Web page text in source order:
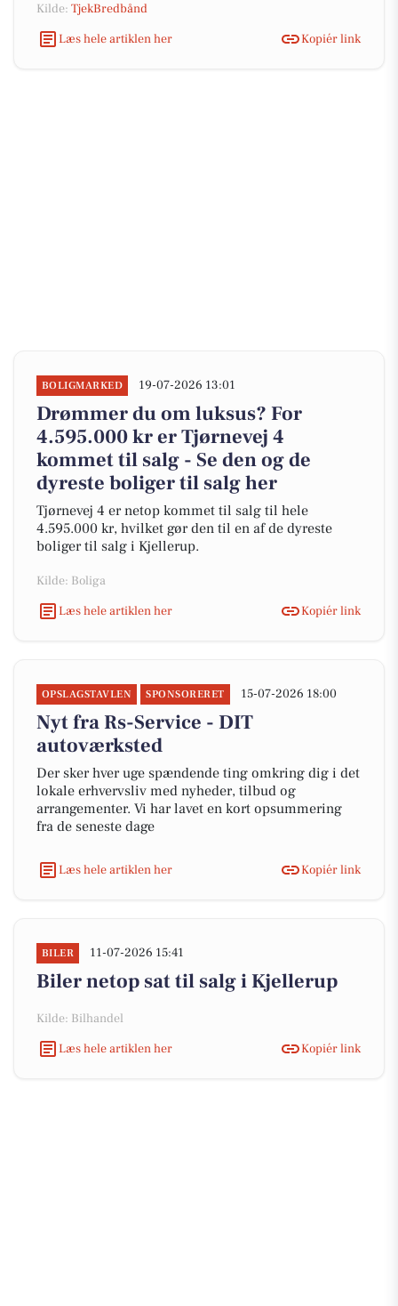
Kilde: TjekBredbånd
Læs hele artiklen her
Kopiér link
BOLIGMARKED 19-07-2026 13:01
Drømmer du om luksus? For
4.595.000 kr er Tjørnevej 4
kommet til salg - Se den og de
dyreste boliger til salg her
Tjørnevej 4 er netop kommet til salg til hele
4.595.000 kr, hvilket gør den til en af de dyreste
boliger til salg i Kjellerup.
Kilde: Boliga
Læs hele artiklen her
Kopiér link
OPSLAGSTAVLEN SPONSORERET 15-07-2026 18:00
Nyt fra Rs-Service - DIT
autoværksted
Der sker hver uge spændende ting omkring dig i det
lokale erhvervsliv med nyheder, tilbud og
arrangementer. Vi har lavet en kort opsummering
fra de seneste dage
Læs hele artiklen her Kopiér link
BILER 11-07-2026 15:41
Biler netop sat til salg i Kjellerup
Kilde: Bilhandel
Læs hele artiklen her
Kopiér link